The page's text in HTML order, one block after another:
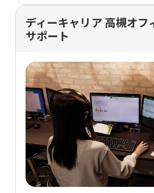
ディーキャリア 高槻オフ
サポート